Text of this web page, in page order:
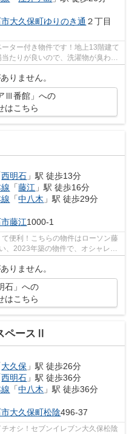
大久保町ゆりのき通 ２丁目
ター付き物件です！地上13階建て
たりが良いので、洗濯物が臭わず
りません。
Ⅲ番館」への
はこちら
西明石 」駅 徒歩13分
「藤江 」駅 徒歩16分
「中八木 」駅 徒歩29分
市藤江1000-1
便利！こちらの物件はローソン藤
、2023年築の物件で、オシャレな
りません。
石」への
はこちら
ペースⅡ
大久保 」駅 徒歩26分
西明石 」駅 徒歩36分
「中八木 」駅 徒歩36分
大久保町松陰496-37
オシ！セブンイレブン大久保松陰